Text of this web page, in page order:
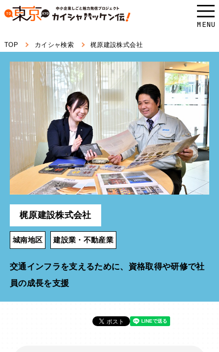
本
ス
す。
MENU
TOP カイシャ検索 梶原建設株式会社
梶原建設株式会社
城南地区 建設業・不動産業
交通インフラを支えるために、資格取得や研修で社
員の成長を支援